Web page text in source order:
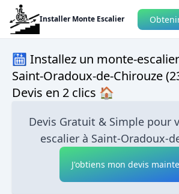
Installer Monte Escalier
🛗 Installez un monte-
Saint-Oradoux-de-Chirouze
Devis en 2 clics 🏠
Devis Gratuit & Simple pour
escalier à Saint-Oradoux-
J'obtiens mon devis